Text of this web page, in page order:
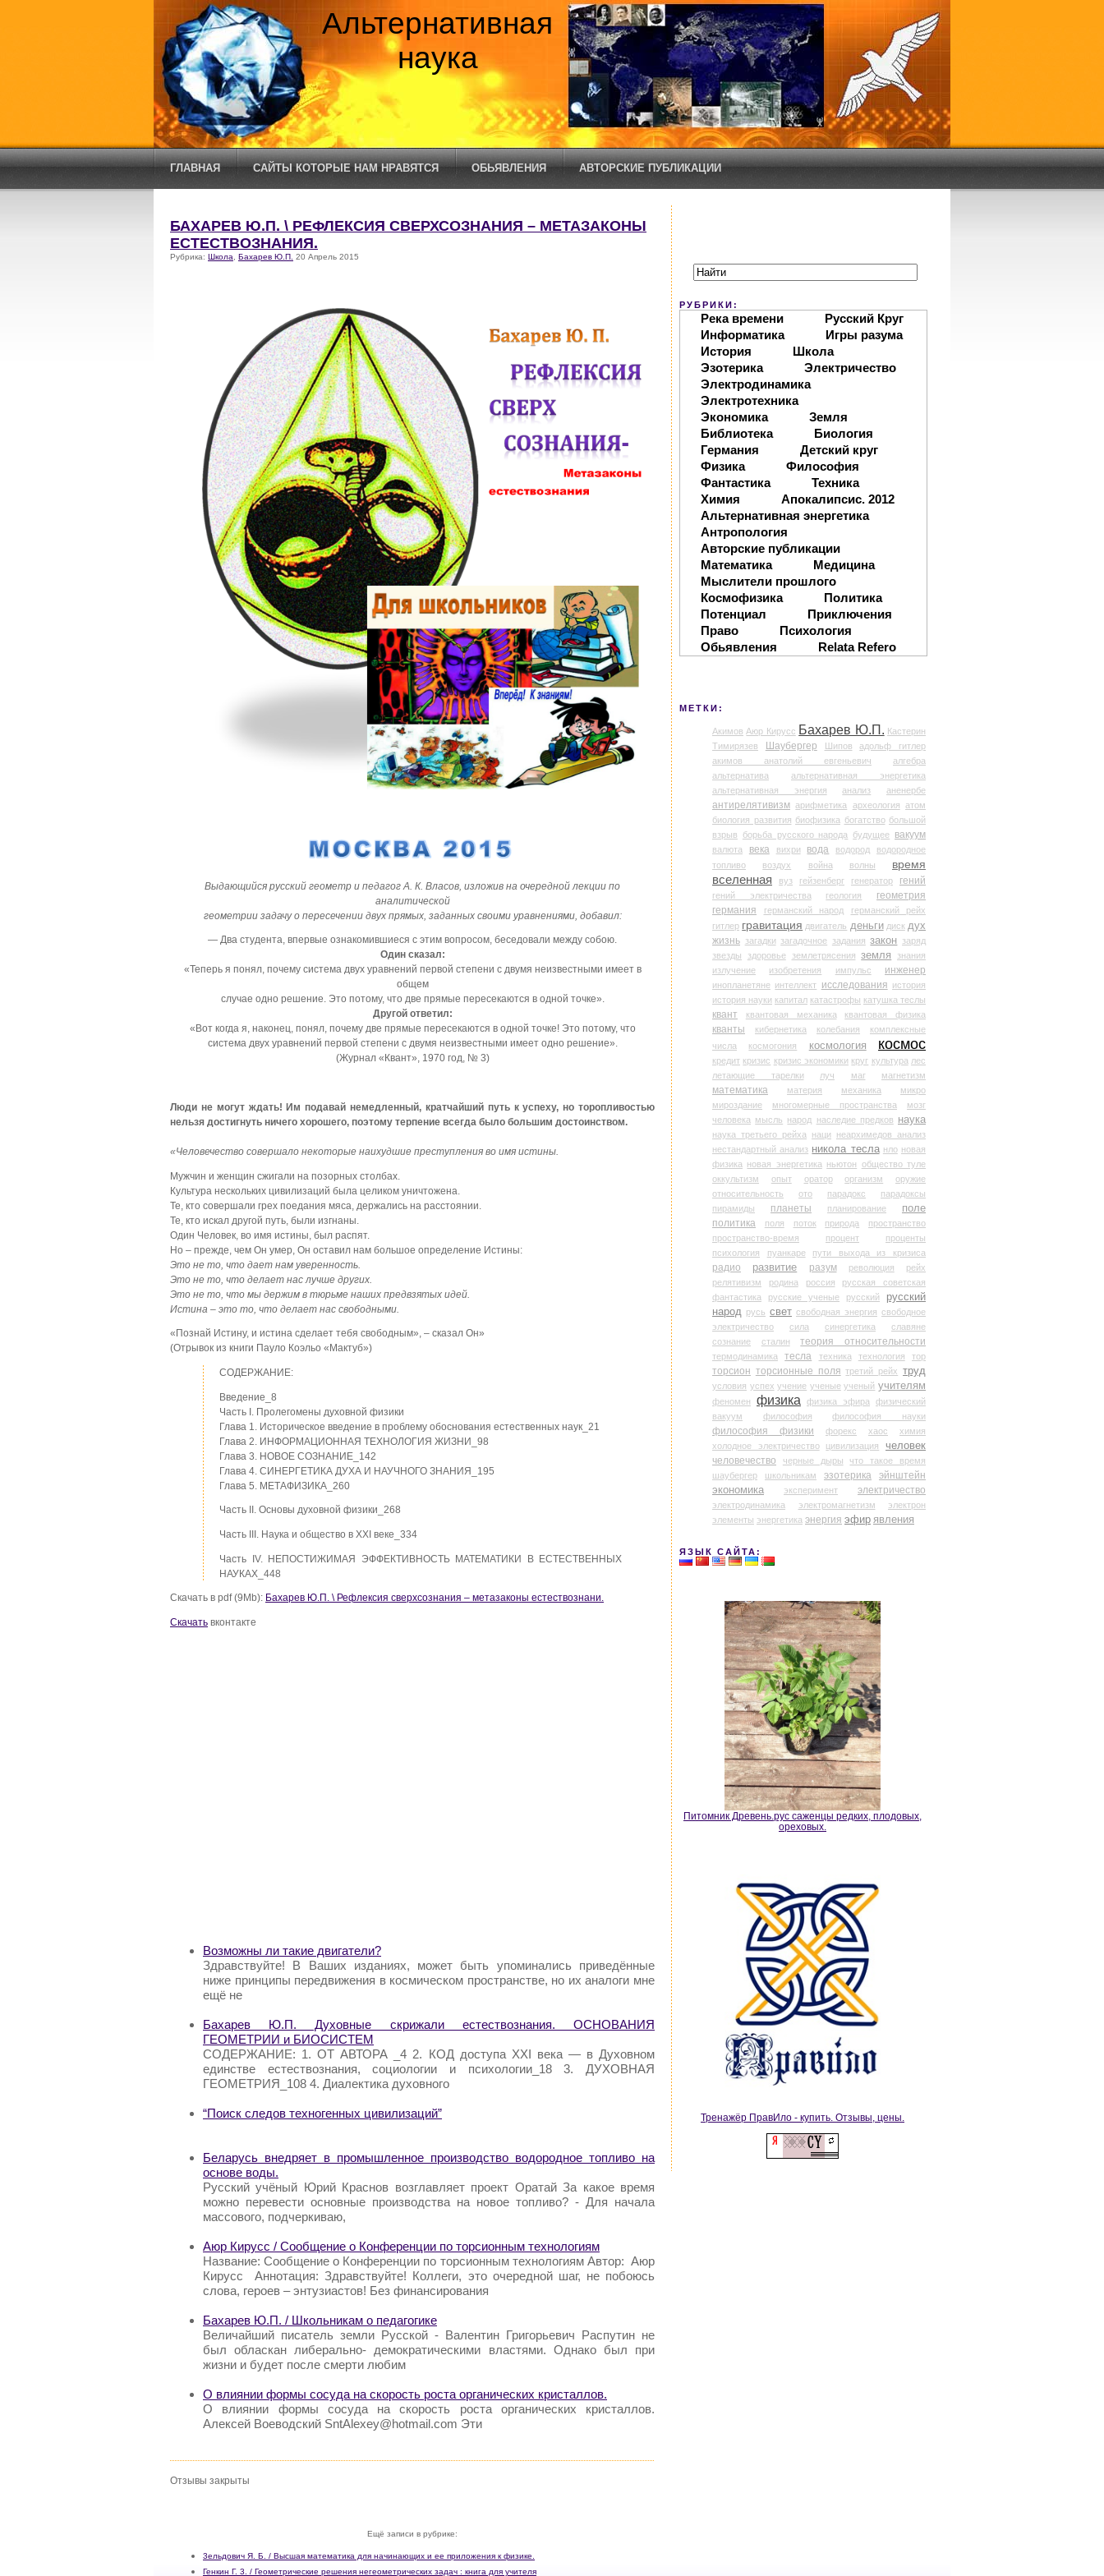
Альтернативная
наука
ГЛАВНАЯ САЙТЫ КОТОРЫЕ НАМ НРАВЯТСЯ ОБЬЯВЛЕНИЯ АВТОРСКИЕ ПУБЛИКАЦИИ
БАХАРЕВ Ю.П. \ РЕФЛЕКСИЯ СВЕРХСОЗНАНИЯ – МЕТАЗАКОНЫ
ЕСТЕСТВОЗНАНИЯ.
Рубрика: Школа Бахарев Ю.П. 20 Апрель 2015
Выдающийся русский геометр и педагог А. К. Власов, изложив на очередной лекции по
аналитической
геометрии задачу о пересечении двух прямых, заданных своими уравнениями, добавил:
— Два студента, впервые ознакомившиеся с этим вопросом, беседовали между собою.
Один сказал:
«Теперь я понял, почему система двух уравнений первой степени с двумя неизвестными имеет в
общем
случае одно решение. Это потому, что две прямые пересекаются в одной точке».
Другой ответил:
«Вот когда я, наконец, понял, почему две прямые пересекаются в одной точке! Это потому, что
система двух уравнений первой степени с двумя неизвестными имеет одно решение».
(Журнал «Квант», 1970 год, № 3)
Люди не могут ждать! Им подавай немедленный, кратчайший путь к успеху, но торопливостью
нельзя достигнуть ничего хорошего, поэтому терпение всегда было большим достоинством.
«Человечество совершало некоторые наихудшие преступления во имя истины.
Мужчин и женщин сжигали на позорных столбах.
Культура нескольких цивилизаций была целиком уничтожена.
Те, кто совершали грех поедания мяса, держались на расстоянии.
Те, кто искал другой путь, были изгнаны.
Один Человек, во имя истины, был распят.
Но – прежде, чем Он умер, Он оставил нам большое определение Истины:
Это не то, что дает нам уверенность.
Это не то, что делает нас лучше других.
Это не то, что мы держим в тюрьме наших предвзятых идей.
Истина – это то, что делает нас свободными.
«Познай Истину, и истина сделает тебя свободным», – сказал Он»
(Отрывок из книги Пауло Коэльо «Мактуб»)
СОДЕРЖАНИЕ:
Введение_8
Часть I. Пролегомены духовной физики
Глава 1. Историческое введение в проблему обоснования естественных наук_21
Глава 2. ИНФОРМАЦИОННАЯ ТЕХНОЛОГИЯ ЖИЗНИ_98
Глава 3. НОВОЕ СОЗНАНИЕ_142
Глава 4. СИНЕРГЕТИКА ДУХА И НАУЧНОГО ЗНАНИЯ_195
Глава 5. МЕТАФИЗИКА_260
Часть II. Основы духовной физики_268
Часть III. Наука и общество в XXI веке_334
Часть IV. НЕПОСТИЖИМАЯ ЭФФЕКТИВНОСТЬ МАТЕМАТИКИ В ЕСТЕСТВЕННЫХ
НАУКАХ_448
Скачать в pdf (9Mb): Бахарев Ю.П. \ Рефлексия сверхсознания – метазаконы естествознани.
Скачать вконтакте
Возможны ли такие двигатели?
Здравствуйте! В Ваших изданиях, может быть упоминались приведённые
ниже принципы передвижения в космическом пространстве, но их аналоги мне
ещё не
Бахарев Ю.П. Духовные скрижали естествознания. ОСНОВАНИЯ
ГЕОМЕТРИИ и БИОСИСТЕМ
СОДЕРЖАНИЕ: 1. ОТ АВТОРА _4 2. КОД доступа XXI века — в Духовном
единстве естествознания, социологии и психологии_18 3. ДУХОВНАЯ
ГЕОМЕТРИЯ_108 4. Диалектика духовного
“Поиск следов техногенных цивилизаций”
Беларусь внедряет в промышленное производство водородное топливо на
основе воды.
Русский учёный Юрий Краснов возглавляет проект Оратай За какое время
можно перевести основные производства на новое топливо? - Для начала
массового, подчеркиваю,
Аюр Кирусс / Сообщение о Конференции по торсионным технологиям
Название: Сообщение о Конференции по торсионным технологиям Автор: Аюр
Кирусс Аннотация: Здравствуйте! Коллеги, это очередной шаг, не побоюсь
слова, героев – энтузиастов! Без финансирования
Бахарев Ю.П. / Школьникам о педагогике
Величайший писатель земли Русской - Валентин Григорьевич Распутин не
был обласкан либерально- демократическими властями. Однако был при
жизни и будет после смерти любим
О влиянии формы сосуда на скорость роста органических кристаллов.
О влиянии формы сосуда на скорость роста органических кристаллов.
Алексей Воеводский SntAlexey@hotmail.com Эти
Отзывы закрыты
Ещё записи в рубрике:
3ельдович Я. Б. / Высшая математика для начинающих и ее приложения к физике.
Генкин Г. 3. / Геометрические решения негеометрических задач : книга для учителя
РУБРИКИ:
Река времени
Русский Круг
Информатика
Игры разума
История
Школа
Эзотерика
Электричество
Электродинамика
Электротехника
Экономика
Земля
Библиотека
Биология
Германия
Детский круг
Физика
Философия
Фантастика
Техника
Химия
Апокалипсис. 2012
Альтернативная энергетика
Антропология
Авторские публикации
Математика
Медицина
Мыслители прошлого
Космофизика
Политика
Потенциал
Приключения
Право
Психология
Обьявления
Relata Refero
МЕТКИ:
Акимов Аюр Кирусс Бахарев Ю.П. Кастерин
Тимирязев
Шаубергер Шипов
адольф гитлер
акимов анатолий евгеньевич
алгебра
альтернатива
альтернативная энергетика
альтернативная энергия
анализ аненербе
антирелятивизм арифметика археология атом
биология развития биофизика богатство большой
взрыв
борьба русского народа будущее вакуум
валюта века вихри вода водород
водородное
топливо
воздух война волны
время
вселенная
вуз гейзенберг генератор гений
гений электричества геология
геометрия
германия
германский народ
германский рейх
гитлер гравитация двигатель деньги диск дух
жизнь загадки загадочное задания закон заряд
звезды
здоровье землетрясения земля
знания
излучение
изобретения импульс инженер
инопланетяне интеллект исследования история
история науки капитал катастрофы катушка теслы
квант квантовая механика квантовая физика
кванты кибернетика колебания
комплексные
числа
космогония космология космос
кредит кризис кризис экономики круг культура лес
летающие тарелки
луч маг магнетизм
математика материя механика
микро
мироздание
многомерные пространства
мозг
человека мысль народ наследие предков наука
наука третьего рейха наци
неархимедов анализ
нестандартный анализ никола тесла нло новая
физика новая энергетика ньютон общество туле
оккультизм
опыт оратор организм
оружие
относительность
ото парадокс
парадоксы
пирамиды
планеты планирование
поле
политика
поля поток природа
пространство
пространство-время
процент
проценты
психология
пуанкаре пути выхода из кризиса
радио развитие разум революция
рейх
релятивизм
родина россия
русская советская
фантастика
русские ученые русский
русский
народ русь свет свободная энергия свободное
электричество
сила синергетика
славяне
сознание
сталин теория относительности
термодинамика тесла техника технология тор
торсион торсионные поля третий рейх труд
условия успех учение ученые ученый учителям
феномен физика физика эфира
физический
вакуум
философия философия науки
философия физики форекс хаос
химия
холодное электричество
цивилизация человек
человечество черные дыры
что такое время
шаубергер
школьникам эзотерика
эйнштейн
экономика
эксперимент электричество
электродинамика электромагнетизм
электрон
элементы энергетика энергия эфир явления
ЯЗЫК САЙТА:
Питомник Древень.рус саженцы редких, плодовых,
ореховых.
Тренажёр ПравИло - купить. Отзывы, цены.